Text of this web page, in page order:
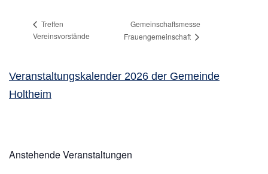
Treffen
Vereinsvorstände
Gemeinschaftsmesse
Frauengemeinschaft
Veranstaltungskalender 2026 der Gemeinde
Holtheim
Anstehende Veranstaltungen